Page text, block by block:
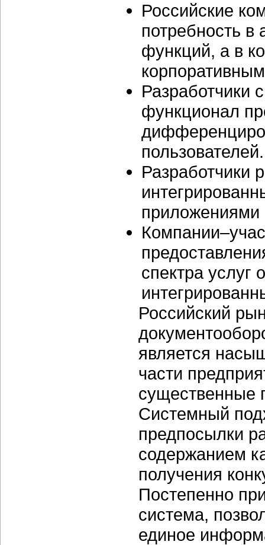
Российские
потребность в
функций, а в
Разработчики
функционал
пользователей.
Разработчики
приложениями
спектра услуг
Российский
является
части
существенные
Системный
предпосылки
содержанием
получения
Постепенно
система,
единое